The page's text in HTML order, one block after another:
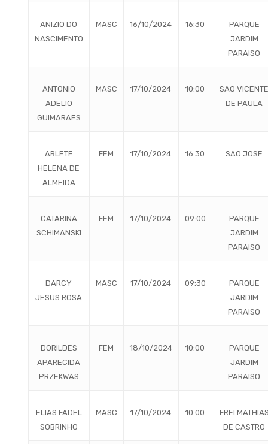
ANIZIO DO
NASCIMENTO
MASC 16/10/2024 16:30
PARQUE
JARDIM
PARAISO
ANTONIO
ADELIO
GUIMARAES
MASC 17/10/2024 10:00
SAO VICENTE
DE PAULA
ARLETE
HELENA DE
ALMEIDA
FEM 17/10/2024 16:30 SAO JOSE
CATARINA
SCHIMANSKI
FEM 17/10/2024 09:00
PARQUE
JARDIM
PARAISO
DARCY
JESUS ROSA
MASC 17/10/2024 09:30
PARQUE
JARDIM
PARAISO
DORILDES
APARECIDA
PRZEKWAS
FEM 18/10/2024 10:00
PARQUE
JARDIM
PARAISO
ELIAS FADEL
SOBRINHO
MASC 17/10/2024 10:00
FREI
DE CASTRO